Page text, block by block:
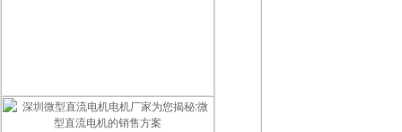
深圳微电机电机厂家为您揭秘:美容按摩仪电机有哪些